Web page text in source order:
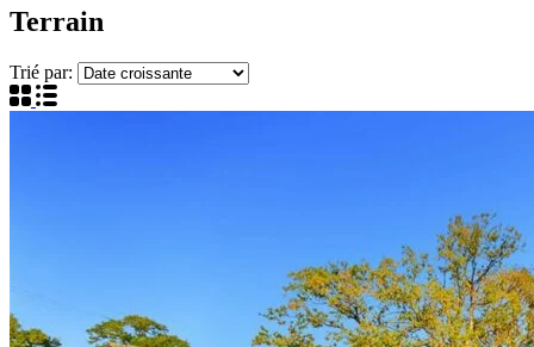
Terrain
Trié par: